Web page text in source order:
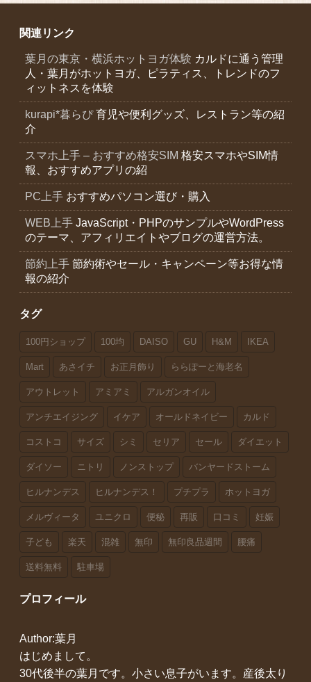
関連リンク
葉月の東京・横浜ホットヨガ体験 カルドに通う管理
人・葉月がホットヨガ、ピラティス、トレンドのフ
ィットネスを体験
kurapi*暮らぴ育児や便利グッズ、レストラン等の紹
介
スマホ上手 – おすすめ格安SIM 格安スマホやSIM情
報、おすすめアプリの紹
PC上手 おすすめパソコン選び・購入
WEB上手 JavaScript・PHPのサンプルやWordPress
のテーマ、アフィリエイトやブログの運営方法。
節約上手 節約術やセール・キャンペーン等お得な情
報の紹介
タグ
100円ショップ 100均 DAISO GU H&M IKEA
Mart あさイチ お正月飾り ららぽーと海老名
アウトレット アミアミ アルガンオイル
アンチエイジング イケア オールドネイビー カルド
コストコ サイズ シミ セリア セール ダイエット
ダイソー ニトリ ノンストップ バンヤードストーム
ヒルナンデス ヒルナンデス！ プチプラ ホットヨガ
メルヴィータ ユニクロ 便秘 再販 口コミ 妊娠
子ども 楽天 混雑 無印 無印良品週間 腰痛
送料無料 駐車場
プロフィール
Author:葉月
はじめまして。
30代後半の葉月です。小さい息子がいます。産後太り